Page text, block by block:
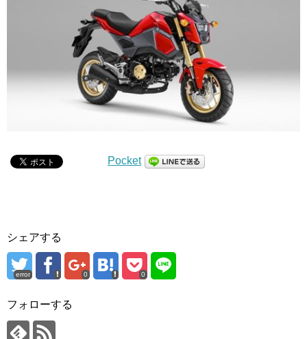
Pocket
シェアする
error 0 0
フォローする